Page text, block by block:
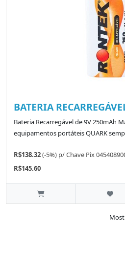
BATERIA
Bateria Recarregável de 9V 250mAh
equipamentos portáteis QUARK
R$138.32(-5%) p/Chave Pix
R$145.60